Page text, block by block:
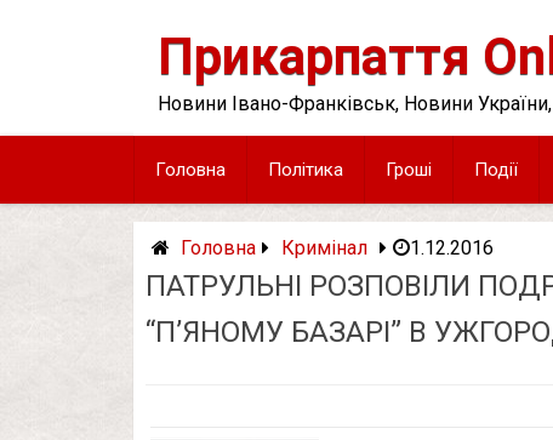
Прикарпаття
Новини Івано-Франківськ, Новини
Головна Політика Гроші Події
Головна Кримінал 1.12.2016
ПАТРУЛЬНІ РОЗПОВІЛИ
“П’ЯНОМУ БАЗАРІ” В